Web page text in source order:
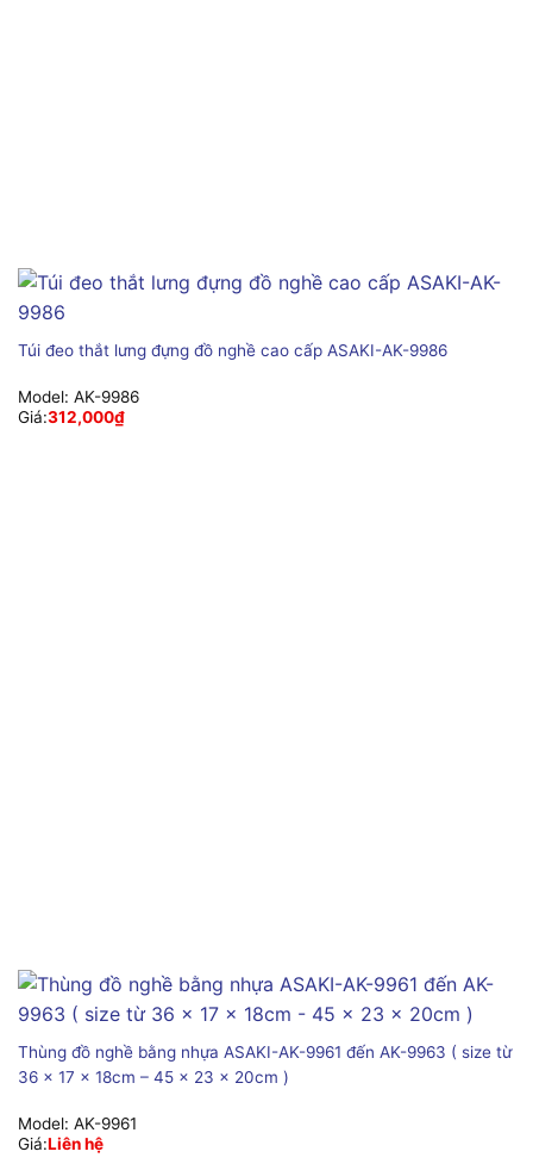
Túi đeo thắt lưng đựng đồ nghề cao cấp ASAKI-AK-9986
Model: AK-9986
Giá:312,000₫
Thùng đồ nghề bằng nhựa ASAKI-AK-9961 đến AK-9963 ( size từ
36 x 17 x 18cm – 45 x 23 x 20cm )
Model: AK-9961
Giá:Liên hệ